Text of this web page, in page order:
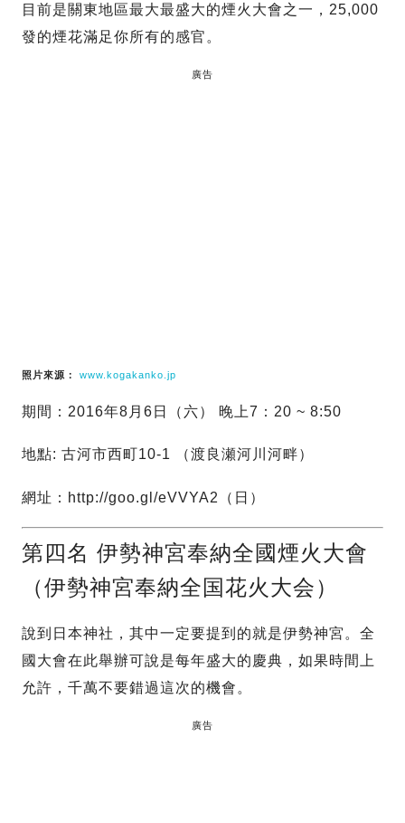
目前是關東地區最大最盛大的煙火大會之一，25,000
發的煙花滿足你所有的感官。
廣告
照片來源： www.kogakanko.jp
期間：2016年8月6日（六） 晚上7：20 ~ 8:50
地點: 古河市西町10-1 （渡良瀬河川河畔）
網址：http://goo.gl/eVVYA2（日）
第四名 伊勢神宮奉納全國煙火大會
（伊勢神宮奉納全国花火大会）
說到日本神社，其中一定要提到的就是伊勢神宮。全
國大會在此舉辦可說是每年盛大的慶典，如果時間上
允許，千萬不要錯過這次的機會。
廣告